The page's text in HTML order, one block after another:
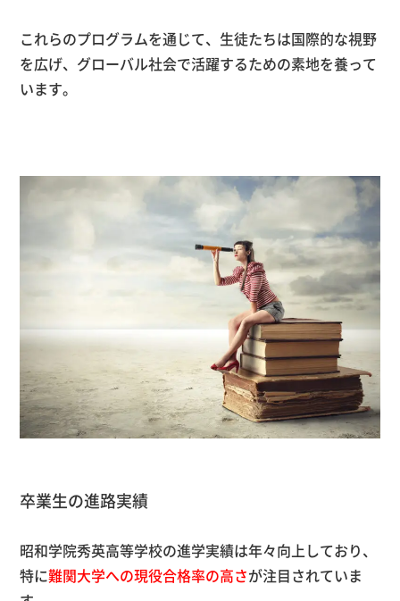
これらのプログラムを通じて、生徒たちは国際的な視野
を広げ、グローバル社会で活躍するための素地を養って
います。
卒業生の進路実績
昭和学院秀英高等学校の進学実績は年々向上しており、
特に難関大学への現役合格率の高さが注目されていま